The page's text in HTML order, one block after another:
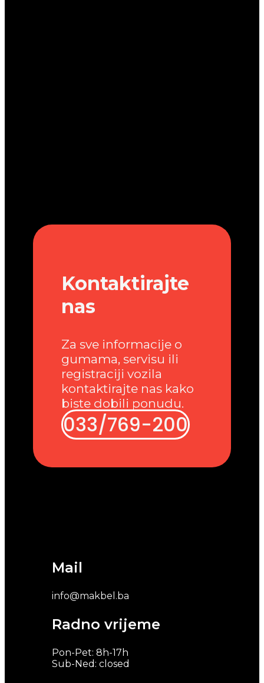
Mail
info@makbel.ba
Radno vrijeme
Pon-Pet: 8h-17h
Sub-Ned: closed
Kontaktirajte
nas
Za sve informacije o
gumama, servisu ili
registraciji vozila
kontaktirajte nas kako
biste dobili ponudu.
033/769-200